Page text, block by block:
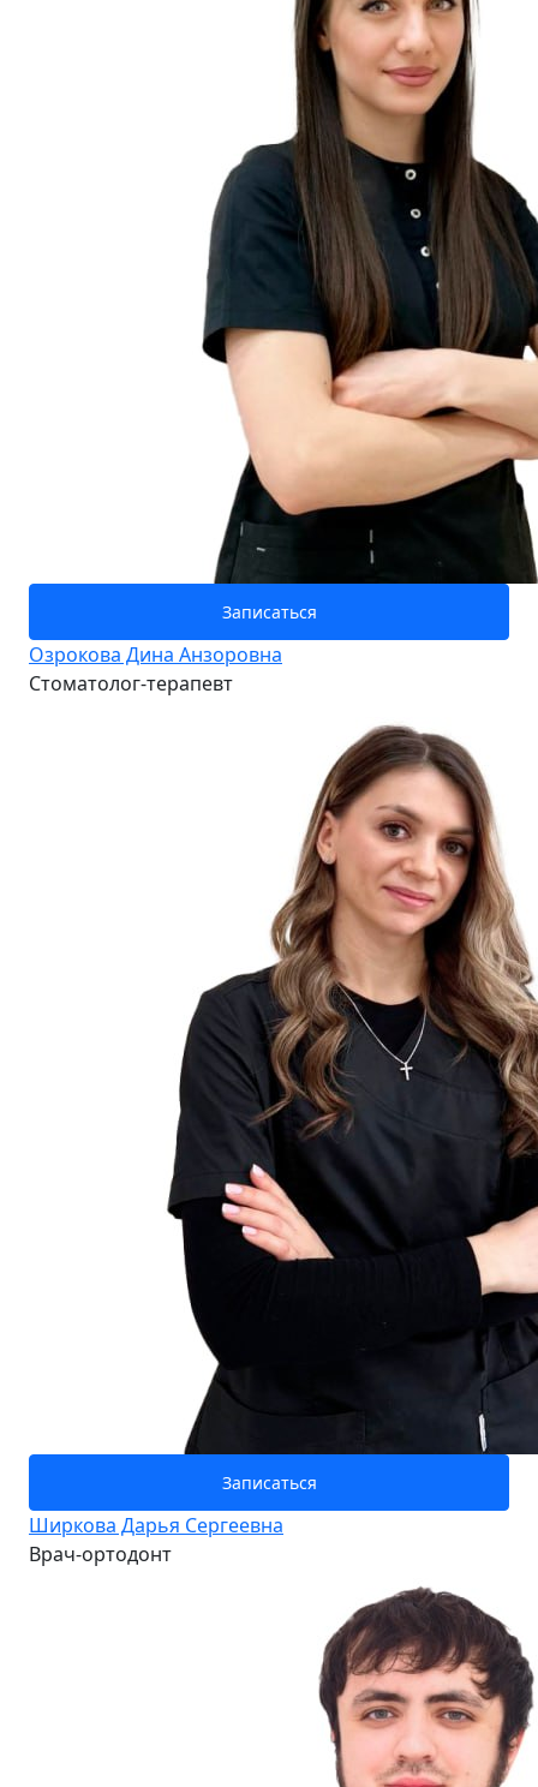
Записаться
Озрокова Дина Анзоровна
Стоматолог-терапевт
Записаться
Ширкова Дарья Сергеевна
Врач-ортодонт